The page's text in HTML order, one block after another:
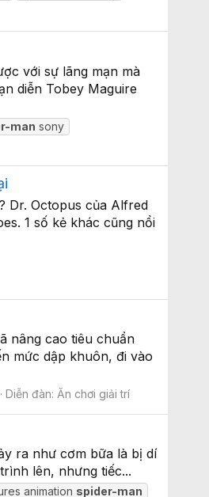
với sự lãng mạn mà
diễn Tobey Maguire
man sony
Dr. Octopus của Alfred
1 số kẻ khác cũng nổi
nâng cao tiêu chuẩn
mức dập khuôn, đi vào
Diễn đàn: Ăn chơi giải trí
ra như cơm bữa là bị dí
lên, nhưng tiếc...
animation spider-man